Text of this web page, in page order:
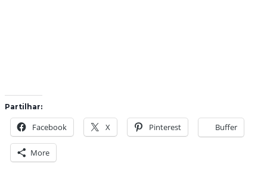
Partilhar:
Facebook X Pinterest Buffer
More